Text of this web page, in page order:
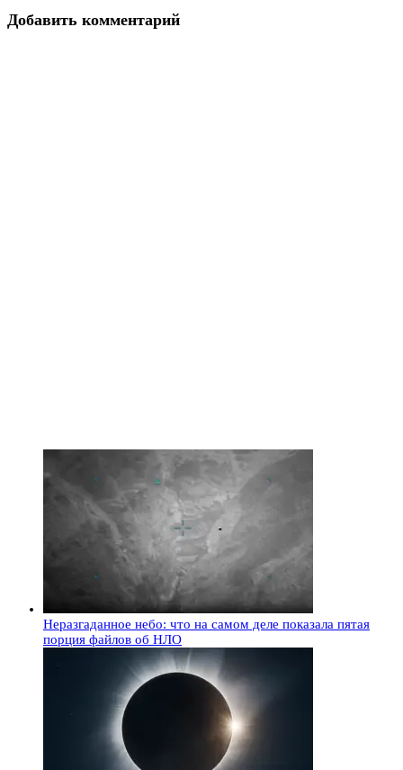
Добавить комментарий
Неразгаданное небо: что на самом деле показала пятая
порция файлов об НЛО